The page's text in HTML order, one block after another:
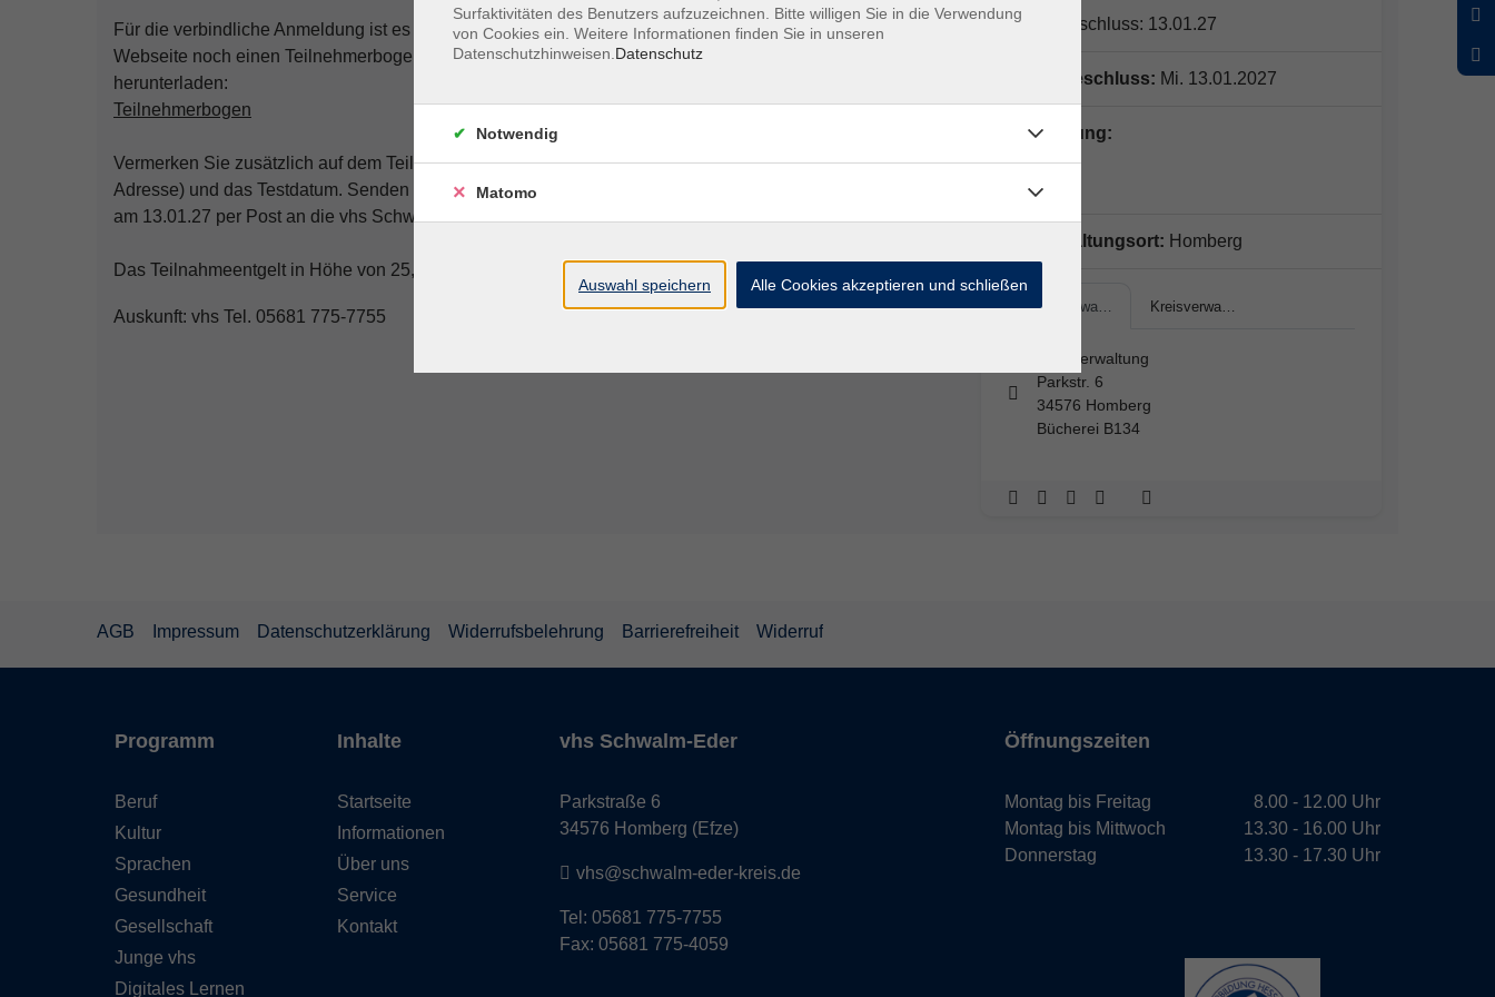
Für die verbindliche Anmeldung ist es erforderlich, dass Sie neben der Buchung über unsere
Webseite noch einen Teilnehmerbogen ausfüllen. Den Teilnehmerbogen können Sie hier
herunterladen:
Teilnehmerbogen
Vermerken Sie zusätzlich auf dem Teilnehmerbogen Ihre Kontaktdaten (Telefonnummer, E-Mail-
Adresse) und das Testdatum. Senden Sie ihn unverzüglich, aber spätestens bis zum Anmeldeschluss
am 13.01.27 per Post an die vhs Schwalm-Eder, Parkstraße 6, 34576 Homberg/Efze.
Das Teilnahmeentgelt in Höhe von 25,00 € ziehen wir von Ihrem Konto per Abbuchungserlaubnis ein.
Auskunft: vhs Tel. 05681 775-7755
Anmeldeschluss: 13.01.27
Anmeldeschluss: Mi. 13.01.2027
Kursleitung:
N.N.
Veranstaltungsort: Homberg
Kreisverwa… Kreisverwa…
Kreisverwaltung
Parkstr. 6
34576 Homberg
Bücherei B134
AGB Impressum Datenschutzerklärung Widerrufsbelehrung Barrierefreiheit Widerruf
Programm
Beruf
Kultur
Sprachen
Gesundheit
Gesellschaft
Junge vhs
Digitales Lernen
Inhalte
Startseite
Informationen
Über uns
Service
Kontakt
vhs Schwalm-Eder
Parkstraße 6
34576 Homberg (Efze)
vhs@schwalm-eder-kreis.de
Tel: 05681 775-7755
Fax: 05681 775-4059
Öffnungszeiten
Montag bis Freitag
Montag bis Mittwoch
Donnerstag
8.00 - 12.00 Uhr
13.30 - 16.00 Uhr
13.30 - 17.30 Uhr
Surfaktivitäten des Benutzers aufzuzeichnen. Bitte willigen Sie in die Verwendung
von Cookies ein. Weitere Informationen finden Sie in unseren
Datenschutzhinweisen. Datenschutz
Notwendig
Matomo
Auswahl speichern Alle Cookies akzeptieren und schließen